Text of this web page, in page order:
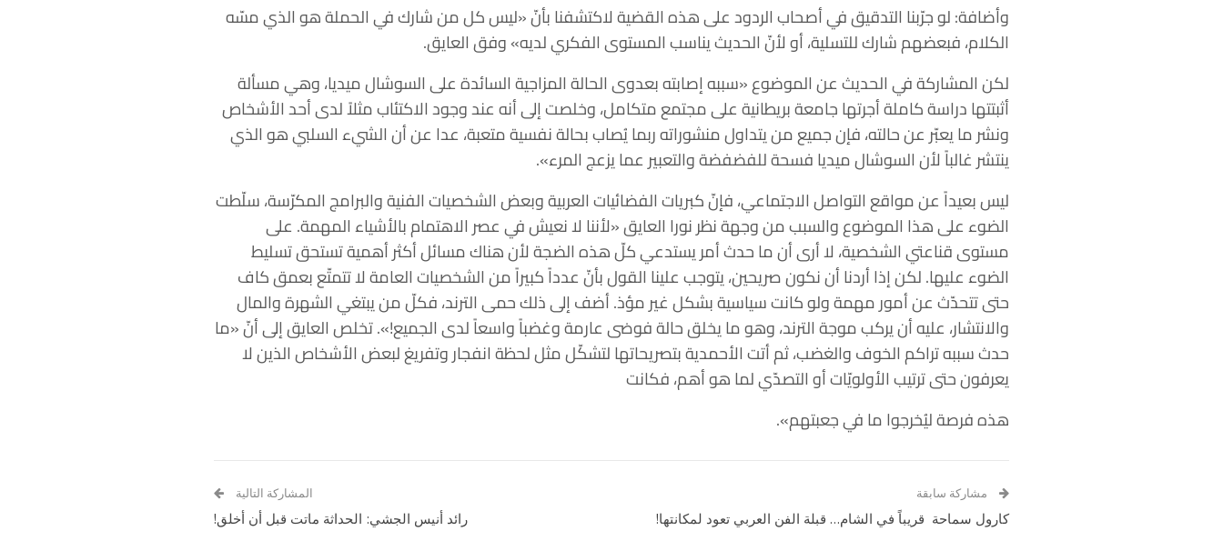
وأضافة: لو جرّبنا التدقيق في أصحاب الردود على هذه القضية لاكتشفنا بأنّ «ليس كل من شارك في الحملة هو الذي مسّه
الكلام، فبعضهم شارك للتسلية، أو لأنّ الحديث يناسب المستوى الفكري لديه» وفق العايق.
لكن المشاركة في الحديث عن الموضوع «سببه إصابته بعدوى الحالة المزاجية السائدة على السوشال ميديا، وهي مسألة
أثبتتها دراسة كاملة أجرتها جامعة بريطانية على مجتمع متكامل، وخلصت إلى أنه عند وجود الاكتئاب مثلاً لدى أحد الأشخاص
ونشر ما يعبّر عن حالته، فإن جميع من يتداول منشوراته ربما يُصاب بحالة نفسية متعبة، عدا عن أن الشيء السلبي هو الذي
ينتشر غالباً لأن السوشال ميديا فسحة للفضفضة والتعبير عما يزعج المرء».
ليس بعيداً عن مواقع التواصل الاجتماعي، فإنّ كبريات الفضائيات العربية وبعض الشخصيات الفنية والبرامج المكرّسة، سلّطت
الضوء على هذا الموضوع والسبب من وجهة نظر نورا العايق «لأننا لا نعيش في عصر الاهتمام بالأشياء المهمة. على
مستوى قناعتي الشخصية، لا أرى أن ما حدث أمر يستدعي كلّ هذه الضجة لأن هناك مسائل أكثر أهمية تستحق تسليط
الضوء عليها. لكن إذا أردنا أن نكون صريحين، يتوجب علينا القول بأنّ عدداً كبيراً من الشخصيات العامة لا تتمتّع بعمق كاف
حتى تتحدّث عن أمور مهمة ولو كانت سياسية بشكل غير مؤذ. أضف إلى ذلك حمى الترند، فكلّ من يبتغي الشهرة والمال
والانتشار، عليه أن يركب موجة الترند، وهو ما يخلق حالة فوضى عارمة وغضباً واسعاً لدى الجميع!». تخلص العايق إلى أنّ «ما
حدث سببه تراكم الخوف والغضب، ثم أتت الأحمدية بتصريحاتها لتشكّل مثل لحظة انفجار وتفريغ لبعض الأشخاص الذين لا
يعرفون حتى ترتيب الأولويّات أو التصدّي لما هو أهم، فكانت
هذه فرصة ليُخرجوا ما في جعبتهم».
مشاركة سابقة
كارول سماحة قريباً في الشام… قبلة الفن العربي تعود لمكانتها!
المشاركة التالية
رائد أنيس الجشي: الحداثة ماتت قبل أن أخلق!